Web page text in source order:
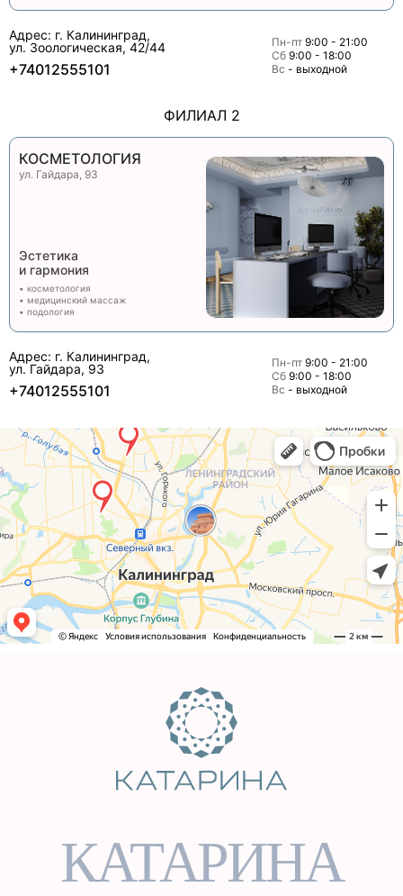
Адрес: г. Калининград,
ул. Зоологическая, 42/44
+74012555101
Пн-пт 9:00 - 21:00
Сб 9:00 - 18:00
Вс - выходной
ФИЛИАЛ 2
КОСМЕТОЛОГИЯ
ул. Гайдара, 93
Эстетика
и гармония
• косметология
• медицинский массаж
• подология
Адрес: г. Калининград,
ул. Гайдара, 93
+74012555101
Пн-пт 9:00 - 21:00
Сб 9:00 - 18:00
Вс - выходной
КАТАРИНА